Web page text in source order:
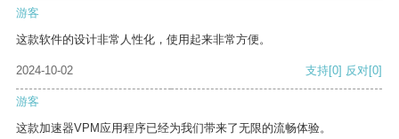
游客
这款软件的设计非常人性化，使用起来非常方便。
2024-10-02 支持[0] 反对[0]
游客
这款加速器VPM应用程序已经为我们带来了无限的流畅体验。